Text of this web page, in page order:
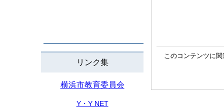
リンク集
横浜市教育委員会
Y・Y NET
このコンテンツに